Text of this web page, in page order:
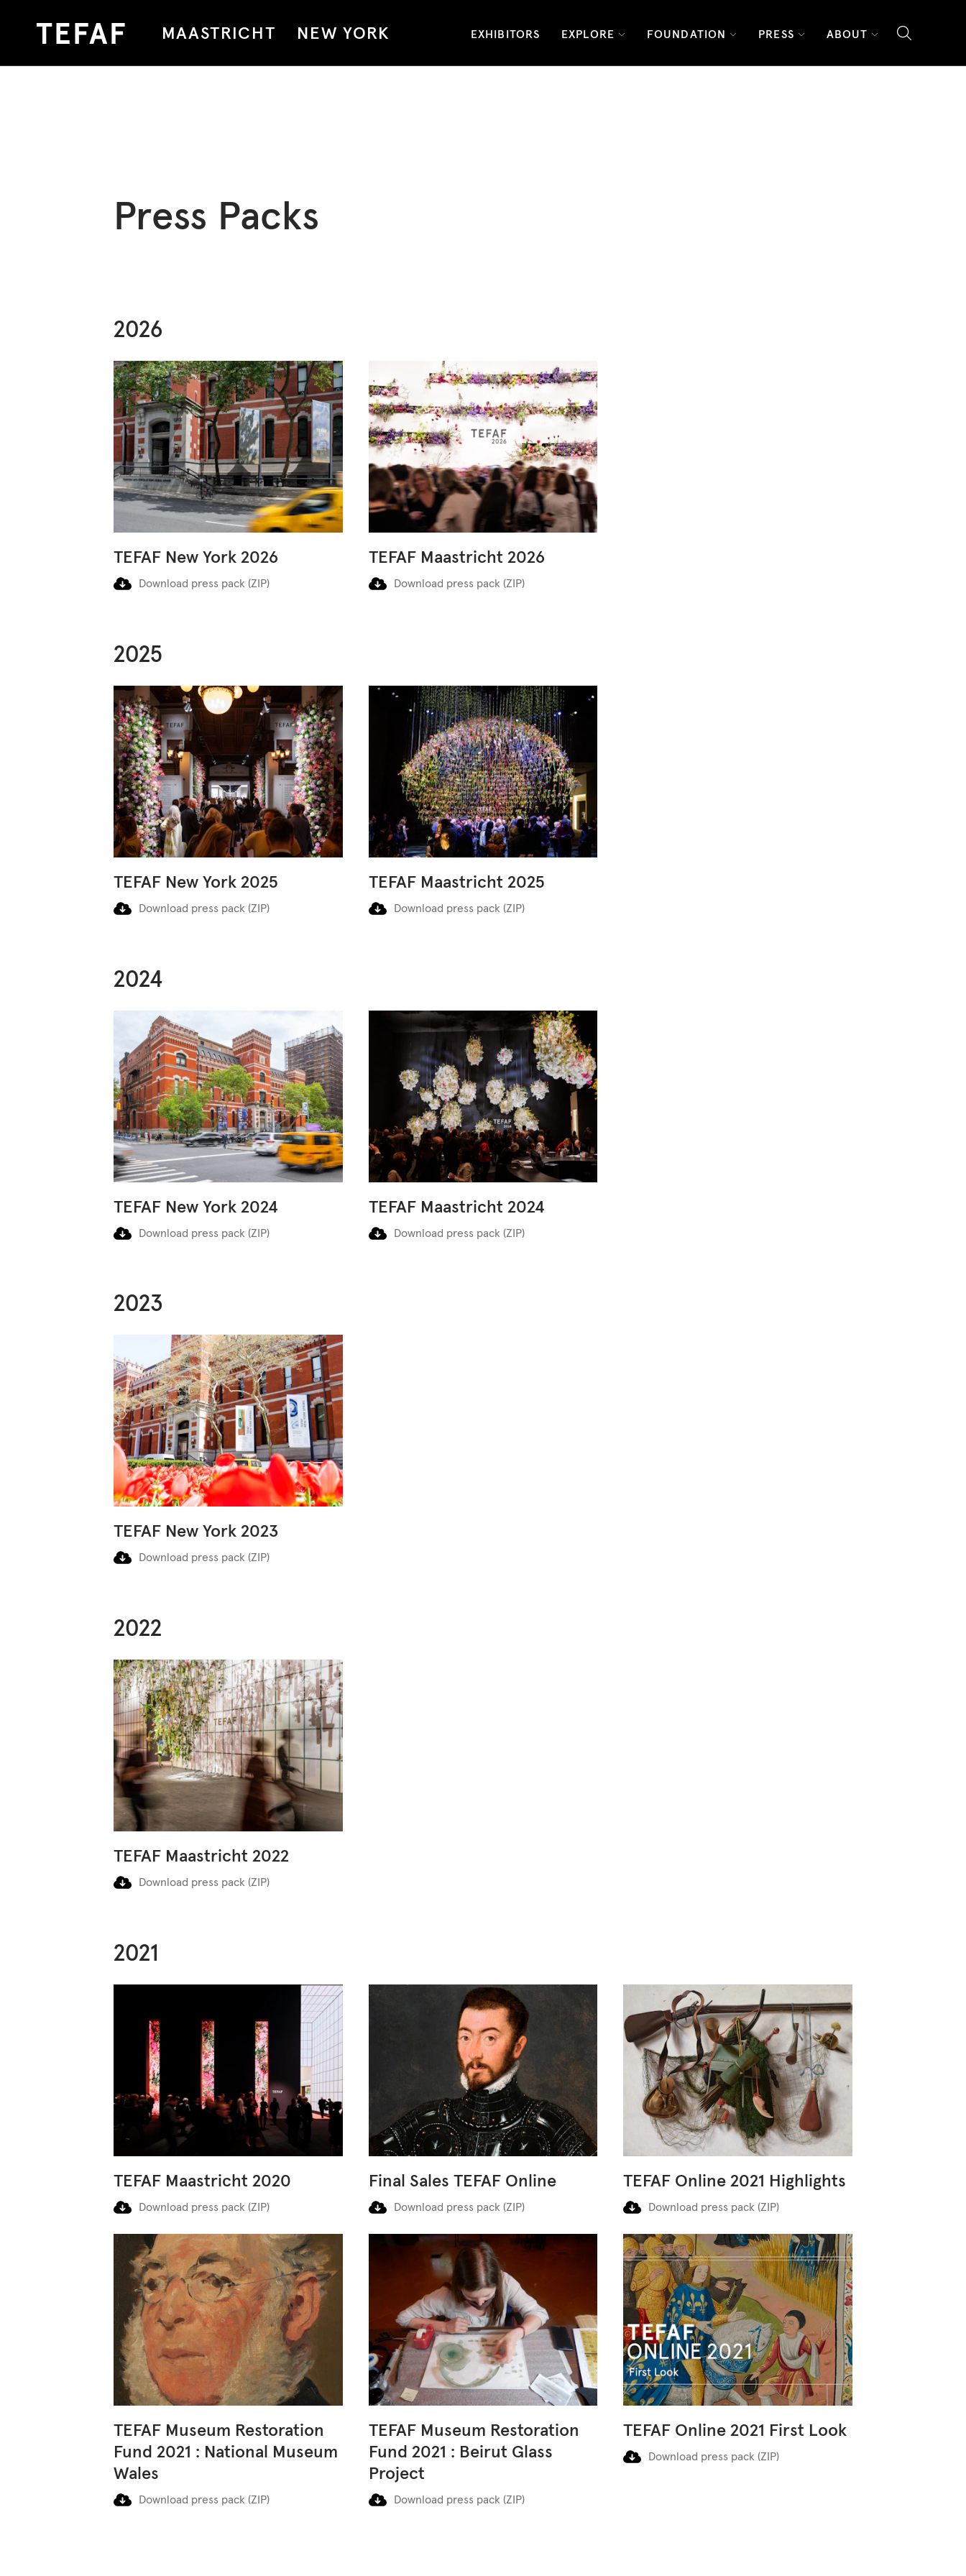
MAASTRICHT NEW YORK EXHIBITORS EXPLORE FOUNDATION PRESS ABOUT
Press Packs
2026
TEFAF New York 2026
Download press pack (ZIP)
TEFAF Maastricht 2026
Download press pack (ZIP)
2025
TEFAF New York 2025
Download press pack (ZIP)
TEFAF Maastricht 2025
Download press pack (ZIP)
2024
TEFAF New York 2024
Download press pack (ZIP)
TEFAF Maastricht 2024
Download press pack (ZIP)
2023
TEFAF New York 2023
Download press pack (ZIP)
2022
TEFAF Maastricht 2022
Download press pack (ZIP)
2021
TEFAF Maastricht 2020
Download press pack (ZIP)
Final Sales TEFAF Online
Download press pack (ZIP)
TEFAF Online 2021 Highlights
Download press pack (ZIP)
TEFAF Museum Restoration
Fund 2021 : National Museum
Wales
Download press pack (ZIP)
TEFAF Museum Restoration
Fund 2021 : Beirut Glass
Project
Download press pack (ZIP)
TEFAF Online 2021 First Look
Download press pack (ZIP)